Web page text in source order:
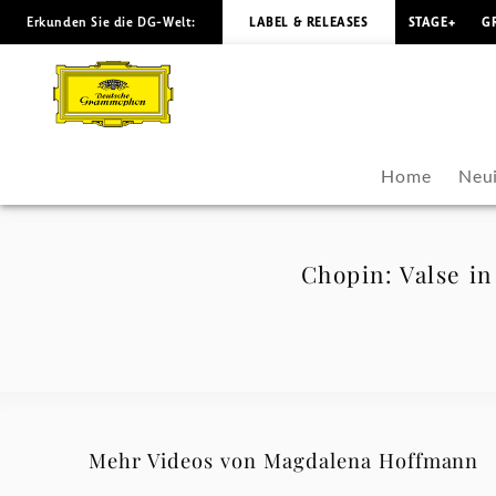
Chopin:
Valse
E
Erkunden Sie die DG-Welt: LABEL & RELEASES STAGE+
Home
Chopin: Valse
Mehr Videos von Magdalena Hoffmann